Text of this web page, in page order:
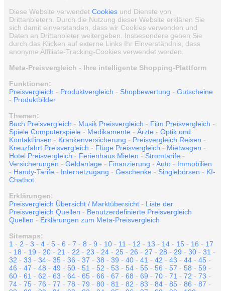
Diese Website verwendet Cookies und Dienste von
Drittanbietern. Durch die Nutzung dieser Website erklären Sie
sich damit einverstanden, dass wir Cookies verwenden und
Daten an Drittanbieter weitergeben. Insbesondere geben Sie
durch das Klicken auf externe Links Ihr Einverständnis, dass
anonyme Affiliate-Tracking-Cookies verwendet werden.
Meta-Preisvergleich - Ihre intelligente Shopping-Plattform
Funktionen:
Preisvergleich - Produktvergleich - Shopbewertung - Gutscheine
- Produktbilder
Themen:
Buch Preisvergleich - Musik Preisvergleich - Film Preisvergleich -
Spiele Computerspiele - Medikamente - Ärzte - Optik und
Kontaktlinsen - Krankenversicherung - Preisvergleich Reisen -
Kreuzfahrt Preisvergleich - Flüge Preisvergleich - Mietwagen -
Hotel Preisvergleich - Ferienhaus Mieten - Stromtarife -
Versicherungen - Geldanlage - Finanzierung - Auto - Immobilien
- Handy-Tarife - Internetzugang - Geschenke - Singlebörsen - KI-
Chatbot
Erklärungen:
Preisvergleich Übersicht / Marktübersicht - Liste der
Preisvergleich Quellen - Benutzerdefinierte Preisvergleich
Quellen - Erklärungen zum Meta-Preisvergleich
Sitemaps:
1 - 2 - 3 - 4 - 5 - 6 - 7 - 8 - 9 - 10 - 11 - 12 - 13 - 14 - 15 - 16 - 17
- 18 - 19 - 20 - 21 - 22 - 23 - 24 - 25 - 26 - 27 - 28 - 29 - 30 - 31 -
32 - 33 - 34 - 35 - 36 - 37 - 38 - 39 - 40 - 41 - 42 - 43 - 44 - 45 -
46 - 47 - 48 - 49 - 50 - 51 - 52 - 53 - 54 - 55 - 56 - 57 - 58 - 59 -
60 - 61 - 62 - 63 - 64 - 65 - 66 - 67 - 68 - 69 - 70 - 71 - 72 - 73 -
74 - 75 - 76 - 77 - 78 - 79 - 80 - 81 - 82 - 83 - 84 - 85 - 86 - 87 -